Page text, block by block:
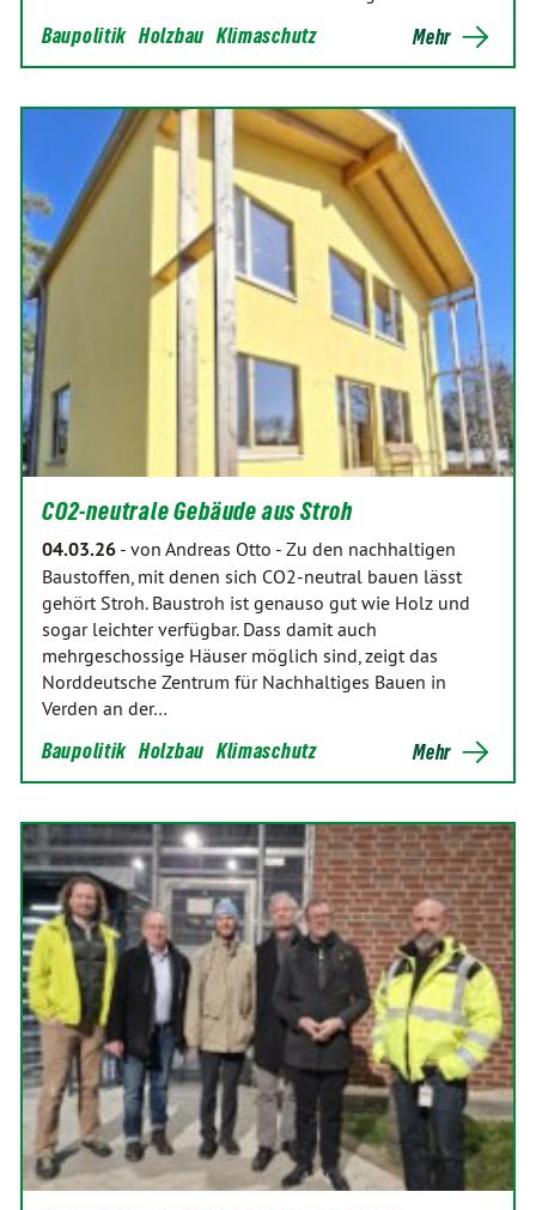
Baupolitik Holzbau Klimaschutz Mehr
CO2-neutrale Gebäude aus Stroh
04.03.26 - von Andreas Otto - Zu den nachhaltigen
Baustoffen, mit denen sich CO2-neutral bauen lässt
gehört Stroh. Baustroh ist genauso gut wie Holz und
sogar leichter verfügbar. Dass damit auch
mehrgeschossige Häuser möglich sind, zeigt das
Norddeutsche Zentrum für Nachhaltiges Bauen in
Verden an der…
Baupolitik Holzbau Klimaschutz Mehr